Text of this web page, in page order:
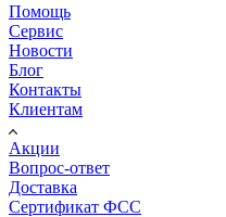
Помощь
Сервис
Новости
Блог
Контакты
Клиентам
Акции
Вопрос-ответ
Доставка
Сертификат ФСС